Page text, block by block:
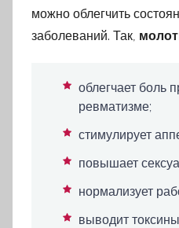
можно облегчить
заболеваний. Так,
облегчает боль
ревматизме;
стимулирует
повышает
нормализует
выводит